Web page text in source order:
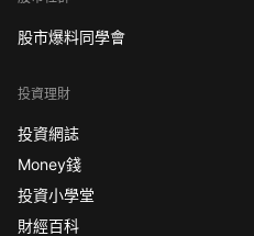
股市爆料同學會
投資理財
投資網誌
Money錢
投資小學堂
財經百科